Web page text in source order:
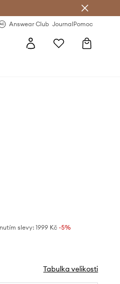
Answear Club JournalPomoc
slevy: 1999 Kč -5%
Tabulka velikosti